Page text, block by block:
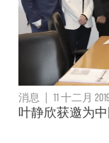
消息 | 11 十二月
叶静欣获邀为